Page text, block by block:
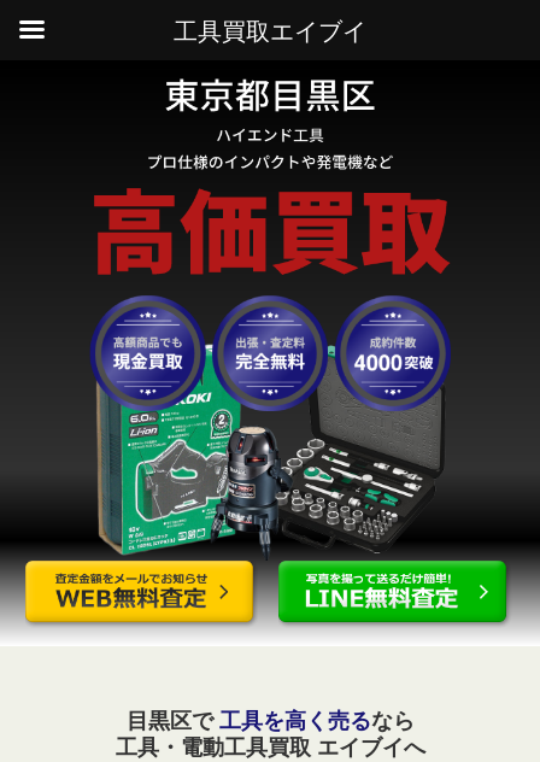
HOME 目黒区
目黒区で 工具を高く売るなら
工具・電動工具買取 エイブイへ
工具買取エイブイ